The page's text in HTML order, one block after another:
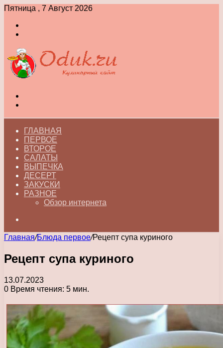
Пятница , 7 Август 2026
ГЛАВНАЯ
ПЕРВОЕ
ВТОРОЕ
САЛАТЫ
ВЫПЕЧКА
ДЕСЕРТ
ЗАКУСКИ
РАЗНОЕ
Обзор интернета
Главная/Блюда первое/Рецепт супа куриного
Рецепт супа куриного
13.07.2023
0 Время чтения: 5 мин.